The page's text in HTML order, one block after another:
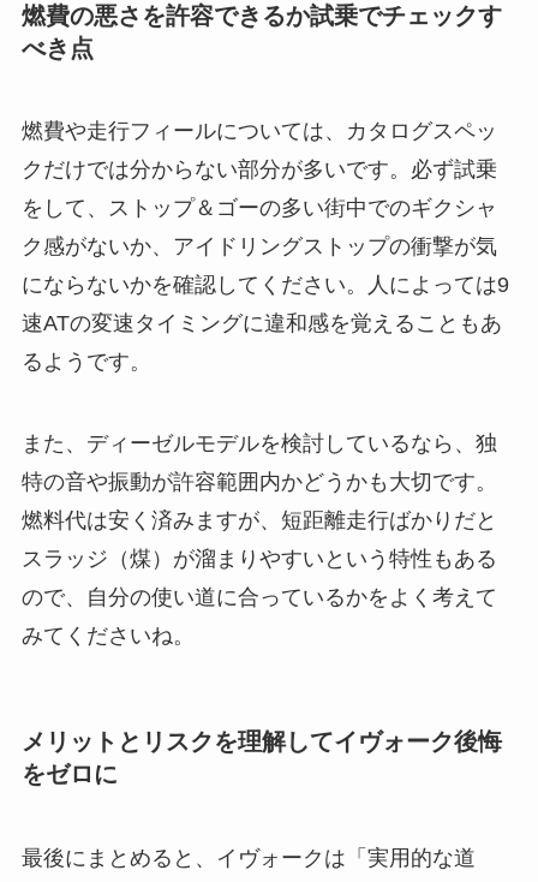
燃費の悪さを許容できるか試乗でチェックす
べき点
燃費や走行フィールについては、カタログスペッ
クだけでは分からない部分が多いです。必ず試乗
をして、ストップ＆ゴーの多い街中でのギクシャ
ク感がないか、アイドリングストップの衝撃が気
にならないかを確認してください。人によっては9
速ATの変速タイミングに違和感を覚えることもあ
るようです。
また、ディーゼルモデルを検討しているなら、独
特の音や振動が許容範囲内かどうかも大切です。
燃料代は安く済みますが、短距離走行ばかりだと
スラッジ（煤）が溜まりやすいという特性もある
ので、自分の使い道に合っているかをよく考えて
みてくださいね。
メリットとリスクを理解してイヴォーク後悔
をゼロに
最後にまとめると、イヴォークは「実用的な道